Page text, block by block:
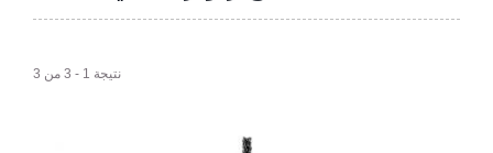
نتيجة 1 - 3 من 3